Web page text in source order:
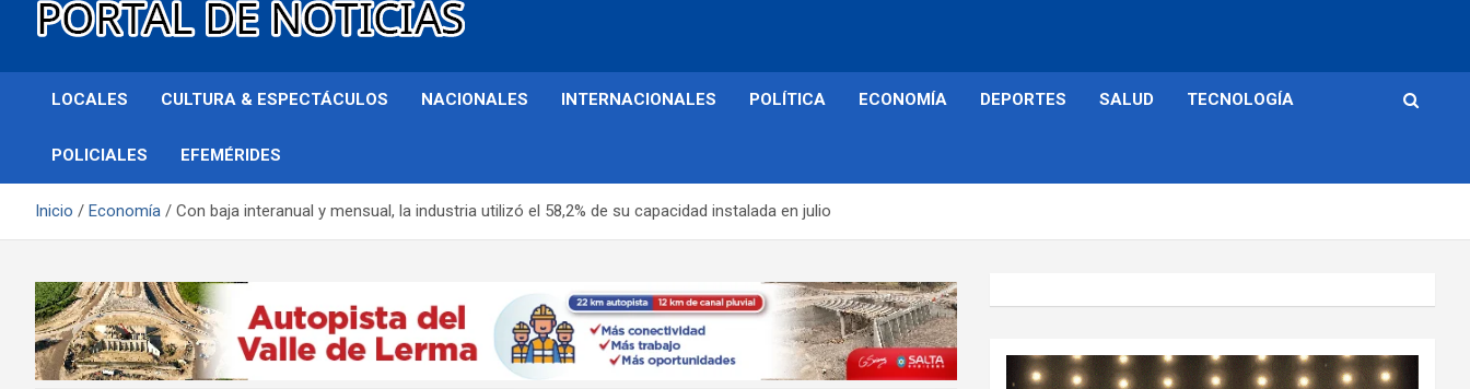
Infonoa Salta
LOCALES CULTURA & ESPECTÁCULOS NACIONALES INTERNACIONALES POLÍTICA ECONOMÍA DEPORTES SALUD TECNOLOGÍA
POLICIALES EFEMÉRIDES
Inicio Economía Con baja interanual y mensual, la industria utilizó el 58,2% de su capacidad instalada en julio